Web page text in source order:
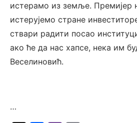
истерамо из земље. Премијер
истерујемо стране
ствари радити посао
ако ће да нас хапсе, нека им
Веселиновић.
…